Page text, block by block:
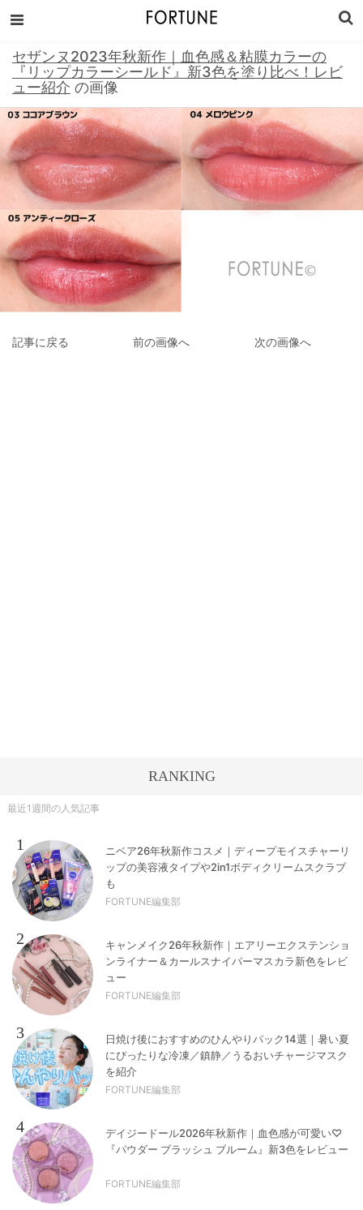
セザンヌ2023年秋新作｜血色感＆粘膜カラーの
『リップカラーシールド』新3色を塗り比べ！レビ
ュー紹介 の画像
記事に戻る 前の画像へ 次の画像へ
RANKING
最近1週間の人気記事
1
ニベア26年秋新作コスメ｜ディープモイスチャーリ
ップの美容液タイプや2in1ボディクリームスクラブ
も
FORTUNE編集部
2
キャンメイク26年秋新作｜エアリーエクステンショ
ンライナー＆カールスナイパーマスカラ新色をレビ
ュー
FORTUNE編集部
3
日焼け後におすすめのひんやりパック14選｜暑い夏
にぴったりな冷凍／鎮静／うるおいチャージマスク
を紹介
FORTUNE編集部
4
デイジードール2026年秋新作｜血色感が可愛い♡
『パウダー ブラッシュ ブルーム』新3色をレビュー
FORTUNE編集部